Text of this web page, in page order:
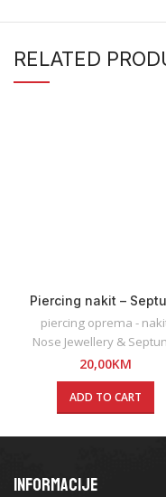
RELATED
Piercing nakit –
piercing oprema -
Nose Jewellery &
20,00KM
ADD TO CART
INFORMACIJE